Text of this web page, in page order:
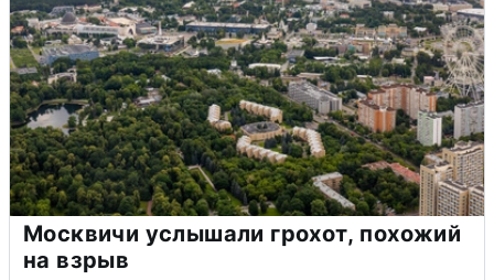
Москвичи услышали грохот, похожий
на взрыв